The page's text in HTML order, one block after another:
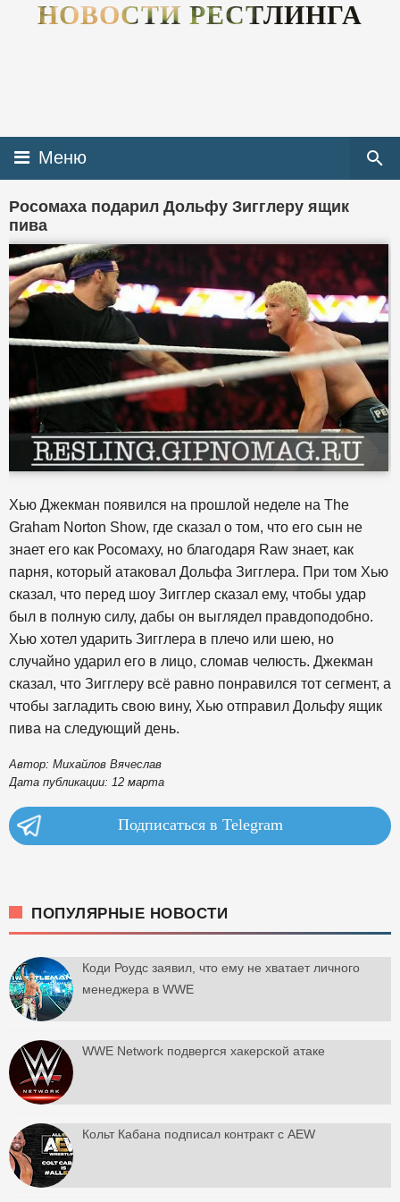
НОВОСТИ РЕСТЛИНГА
Меню
Росомаха подарил Дольфу Зигглеру ящик
пива
Хью Джекман появился на прошлой неделе на The
Graham Norton Show, где сказал о том, что его сын не
знает его как Росомаху, но благодаря Raw знает, как
парня, который атаковал Дольфа Зигглера. При том Хью
сказал, что перед шоу Зигглер сказал ему, чтобы удар
был в полную силу, дабы он выглядел правдоподобно.
Хью хотел ударить Зигглера в плечо или шею, но
случайно ударил его в лицо, сломав челюсть. Джекман
сказал, что Зигглеру всё равно понравился тот сегмент, а
чтобы загладить свою вину, Хью отправил Дольфу ящик
пива на следующий день.
Автор: Михайлов Вячеслав
Дата публикации: 12 марта
Подписаться в Telegram
ПОПУЛЯРНЫЕ НОВОСТИ
Коди Роудс заявил, что ему не хватает личного
менеджера в WWE
WWE Network подвергся хакерской атаке
Кольт Кабана подписал контракт с AEW